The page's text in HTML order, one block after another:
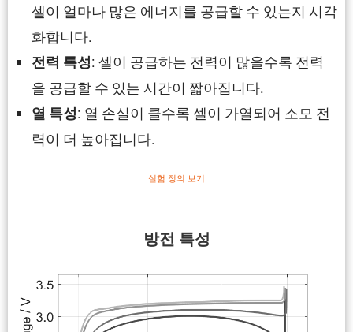
방전 특성
셀이 얼마나 많은 에너지를 공급할 수 있는지 시각
화합니다.
전력 특성: 셀이 공급하는 전력이 많을수록 전력
을 공급할 수 있는 시간이 짧아집니다.
열 특성: 열 손실이 클수록 셀이 가열되어 소모 전
력이 더 높아집니다.
실험 정의 보기